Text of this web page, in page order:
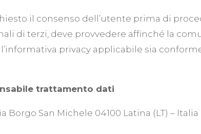
il consenso dell’utente prima di
di terzi, deve provvedere affinché la
privacy applicabile sia conforme
trattamento dati
Borgo San Michele 04100 Latina (LT) – Italia